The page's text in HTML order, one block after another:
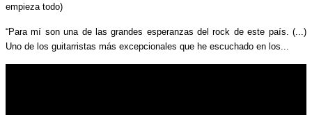
empieza todo)
“Para mí son una de las grandes esperanzas del rock de este país. (...)
Uno de los guitarristas más excepcionales que he escuchado en los...